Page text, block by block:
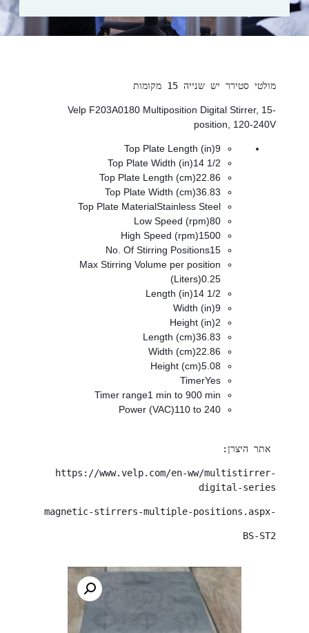
מולטי סטירר יש שנייה 15 מקומות
Velp F203A0180 Multiposition Digital Stirrer, 15-
position, 120-240V
Top Plate Length (in)9
Top Plate Width (in)14 1/2
Top Plate Length (cm)22.86
Top Plate Width (cm)36.83
Top Plate MaterialStainless Steel
Low Speed (rpm)80
High Speed (rpm)1500
No. Of Stirring Positions15
Max Stirring Volume per position
(Liters)0.25
Length (in)14 1/2
Width (in)9
Height (in)2
Length (cm)36.83
Width (cm)22.86
Height (cm)5.08
TimerYes
Timer range1 min to 900 min
Power (VAC)110 to 240
אתר היצרן:
https://www.velp.com/en-ww/multistirrer-
digital-series
-magnetic-stirrers-multiple-positions.aspx
BS-ST2